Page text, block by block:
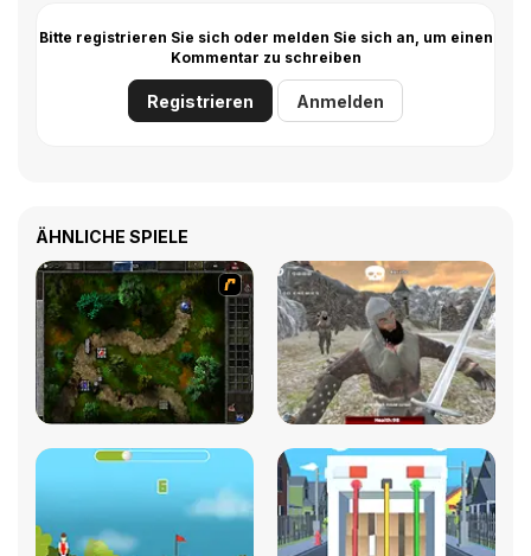
Bitte registrieren Sie sich oder melden Sie sich an, um einen
Kommentar zu schreiben
Registrieren Anmelden
ÄHNLICHE SPIELE